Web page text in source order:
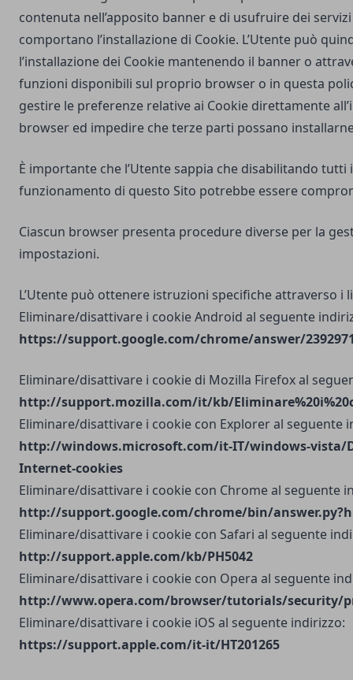
contenuta nell’apposito banner e di usufruire dei
comportano l’installazione di Cookie. L’Utente può
l’installazione dei Cookie mantenendo il banner o
funzioni disponibili sul proprio browser o in questa
gestire le preferenze relative ai Cookie direttamente
browser ed impedire che terze parti possano
È importante che l’Utente sappia che disabilitando tutti
funzionamento di questo Sito potrebbe essere
Ciascun browser presenta procedure diverse per la
impostazioni.
L’Utente può ottenere istruzioni specifiche attraverso i
Eliminare/disattivare i cookie Android al seguente
https://support.google.com/chrome/answer/
Eliminare/disattivare i cookie di Mozilla Firefox al
http://support.mozilla.com/it/kb/
Eliminare/disattivare i cookie con Explorer al seguente
http://windows.microsoft.com/it-IT/windows-vista/
Internet-cookies
Eliminare/disattivare i cookie con Chrome al seguente
http://support.google.com/chrome/bin/
Eliminare/disattivare i cookie con Safari al seguente
http://support.apple.com/kb/PH5042
Eliminare/disattivare i cookie con Opera al seguente
http://www.opera.com/browser/tutorials/security/
Eliminare/disattivare i cookie iOS al seguente indirizzo:
https://support.apple.com/it-it/HT201265